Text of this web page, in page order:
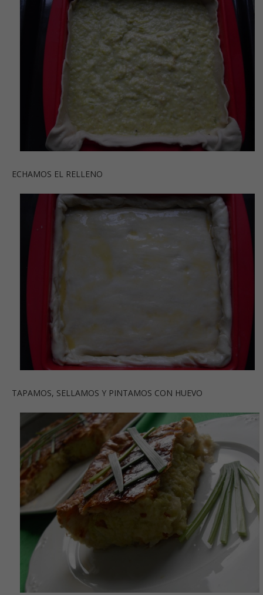
ECHAMOS EL RELLENO
TAPAMOS, SELLAMOS Y PINTAMOS CON HUEVO